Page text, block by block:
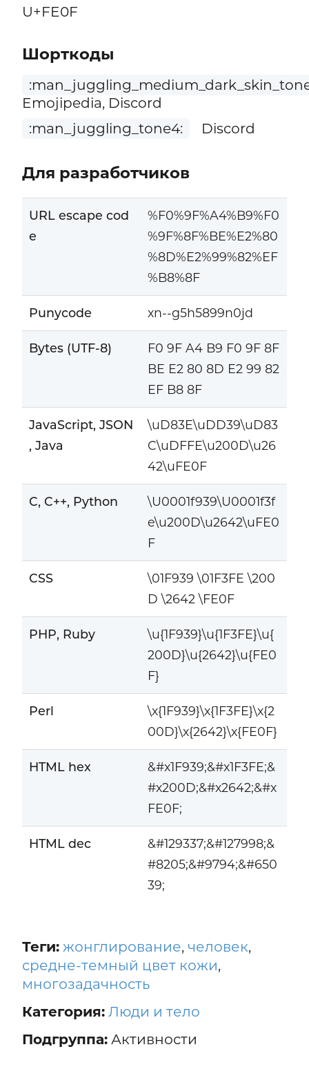
U+FE0F
Шорткоды
Emojipedia, Discord
:man_juggling_tone4:
Discord
Для разработчиков
URL escape cod
e
%F0%9F%A4%B9%F0
%9F%8F%BE%E2%80
%8D%E2%99%82%EF
%B8%8F
Punycode xn--g5h5899n0jd
Bytes (UTF-8)
F0 9F A4 B9 F0 9F 8F
BE E2 80 8D E2 99 82
EF B8 8F
JavaScript, JSON
, Java
\uD83E\uDD39\uD83
C\uDFFE\u200D\u26
42\uFE0F
C, C++, Python
\U0001f939\U0001f3f
e\u200D\u2642\uFE0
F
CSS
\01F939 \01F3FE \200
D \2642 \FE0F
PHP, Ruby
\u{1F939}\u{1F3FE}\u{
200D}\u{2642}\u{FE0
F}
Perl
\x{1F939}\x{1F3FE}\x{2
00D}\x{2642}\x{FE0F}
HTML hex
&#x1F939;&#x1F3FE;&
#x200D;&#x2642;&#x
FE0F;
HTML dec
&#129337;&#127998;&
#8205;&#9794;&#650
39;
Теги: жонглирование, человек,
средне-темный цвет кожи,
многозадачность
Категория: Люди и тело
Подгруппа:Активности